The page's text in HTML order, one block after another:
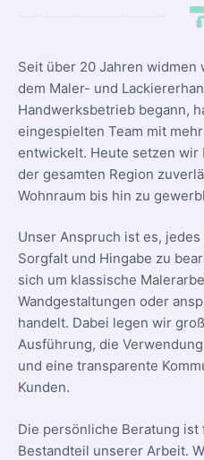
Seit über 20 Jahren widmen
dem Maler- und
Handwerksbetrieb begann,
eingespielten Team mit
entwickelt. Heute setzen
der gesamten Region
Wohnraum bis hin zu
Unser Anspruch ist es,
Sorgfalt und Hingabe zu
sich um klassische
Wandgestaltungen oder
handelt. Dabei legen wir
Ausführung, die
und eine transparente
Kunden.
Die persönliche Beratung
Bestandteil unserer Arbeit.